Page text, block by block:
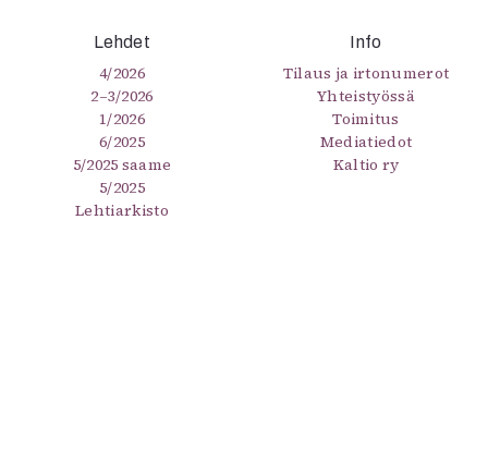
Lehdet
4/2026
2–3/2026
1/2026
6/2025
5/2025 saame
5/2025
Lehtiarkisto
Info
Tilaus ja irtonumerot
Yhteistyössä
Toimitus
Mediatiedot
Kaltio ry